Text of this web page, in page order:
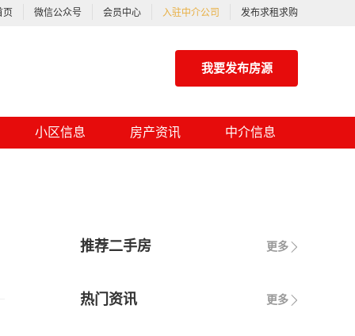
页 微信公众号 会员中心 入驻中介公司 发布求租求购
我要发布房源
小区信息 房产资讯 中介信息
更多
推荐二手房
更多
热门资讯